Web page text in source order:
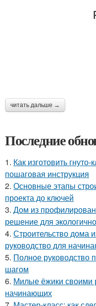
читать дальше →
Последние
1. Как изготовить
пошаговая инструкция
2. Основные этапы
проекта до ключей
3. Дом из
решение для
4. Строительство дома
руководство для
5. Полное руководство
шагом
6. Милые ёжики своими
начинающих